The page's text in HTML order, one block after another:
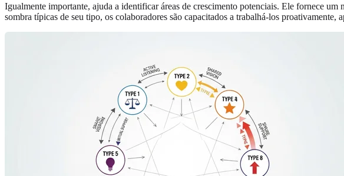
Igualmente importante, ajuda a identificar áreas de crescimento potenciais. Ele fornece
sombra típicas de seu tipo, os colaboradores são capacitados a trabalhá‑los